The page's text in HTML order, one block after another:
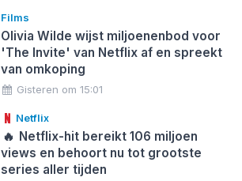
Films
Olivia Wilde wijst miljoenenbod voor
'The Invite' van Netflix af en spreekt
van omkoping
Gisteren om 15:01
Netflix
🔥 Netflix-hit bereikt 106 miljoen
views en behoort nu tot grootste
series aller tijden